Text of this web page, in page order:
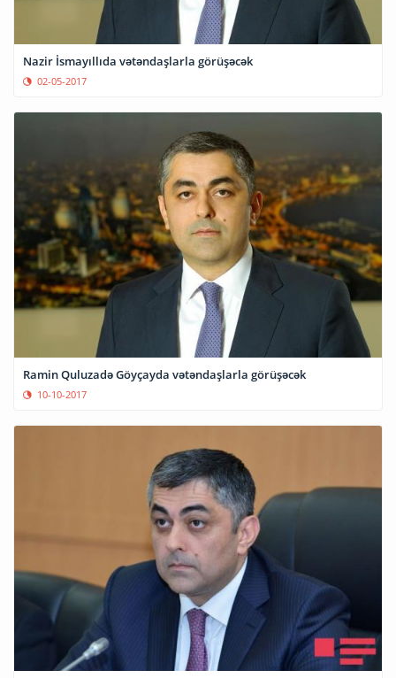
Nazir İsmayıllıda vətəndaşlarla görüşəcək
02-05-2017
Ramin Quluzadə Göyçayda vətəndaşlarla görüşəcək
10-10-2017